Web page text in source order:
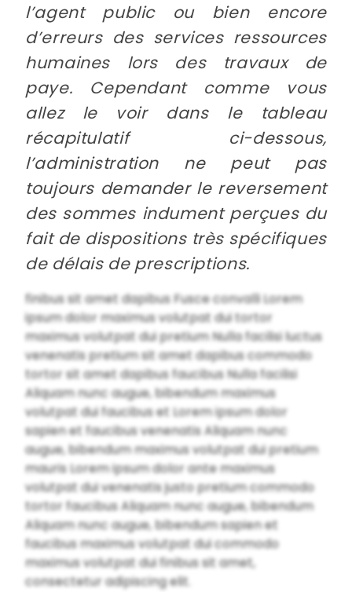
l’agent public ou bien encore
d’erreurs des services ressources
humaines lors des travaux de
paye. Cependant comme vous
allez le voir dans le tableau
récapitulatif ci-dessous,
l’administration ne peut pas
toujours demander le reversement
des sommes indument perçues du
fait de dispositions très spécifiques
de délais de prescriptions.
finibus sit amet dapibus Fusce convalli Lorem
ipsum dolor maximus volutpat dui tortor
maximus volutpat dui pretium Nulla facilisi luctus
venenatis pretium sit amet dapibus commodo
tortor sit amet dapibus faucibus Nulla facilisi
Aliquam nunc augue, bibendum maximus
volutpat dui faucibus et Lorem ipsum dolor
sapien et faucibus venenatis Aliquam nunc
augue, bibendum maximus volutpat dui pretium
mauris Lorem ipsum dolor ante maximus
volutpat dui venenatis justo pretium commodo
tortor faucibus Aliquam nunc augue, bibendum
Aliquam nunc augue, bibendum sapien et
faucibus maximus volutpat dui commodo
maximus volutpat dui finibus sit amet,
consectetur adipiscing elit.